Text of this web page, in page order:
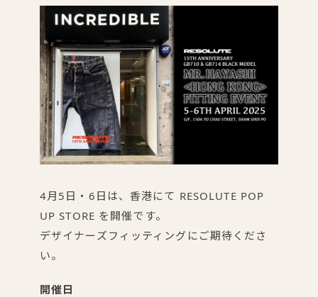
4月5日・6日は、香港にて RESOLUTE POP
UP STORE を開催です。
デザイナーズフィッティングにご期待くださ
い。
開催日